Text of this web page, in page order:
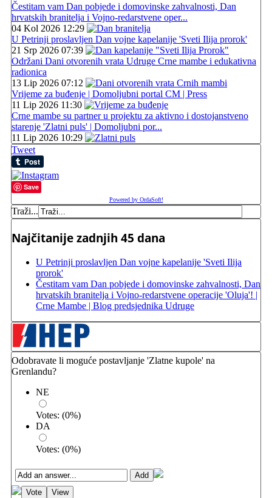
Čestitam vam Dan pobjede i domovinske zahvalnosti, Dan
hrvatskih branitelja i Vojno-redarstvene oper...
04 Kol 2026 12:29
U Petrinji proslavljen Dan vojne kapelanije 'Sveti Ilija prorok'
21 Srp 2026 07:39
Održani Dani otvorenih vrata Udruge Crne mambe i edukativna
radionica
13 Lip 2026 07:12
Vrijeme za buđenje | Domoljubni portal CM | Press
11 Lip 2026 11:30
Crne mambe su partner u projektu za aktivno i dostojanstveno
starenje 'Zlatni puls' | Domoljubni por...
11 Lip 2026 10:29
Tweet
Save
Powered by OrdaSoft!
Traži...
Najčitanije zadnjih 45 dana
U Petrinji proslavljen Dan vojne kapelanije 'Sveti Ilija
prorok'
Čestitam vam Dan pobjede i domovinske zahvalnosti, Dan
hrvatskih branitelja i Vojno-redarstvene operacije 'Oluja'! |
Crne Mambe | Blog predsjednika Udruge
Odobravate li moguće postavljanje 'Zlatne kupole' na
Grenlandu?
NE
Votes: (0%)
DA
Votes: (0%)